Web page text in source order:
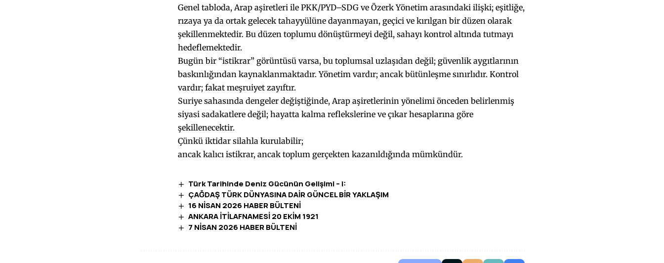
Genel tabloda, Arap aşiretleri ile PKK/PYD–SDG ve Özerk Yönetim arasındaki ilişki; eşitliğe,
rızaya ya da ortak gelecek tahayyülüne dayanmayan, geçici ve kırılgan bir düzen olarak
şekillenmektedir. Bu düzen toplumu dönüştürmeyi değil, sahayı kontrol altında tutmayı
hedeflemektedir.
Bugün bir “istikrar” görüntüsü varsa, bu toplumsal uzlaşıdan değil; güvenlik aygıtlarının
baskınlığından kaynaklanmaktadır. Yönetim vardır; ancak bütünleşme sınırlıdır. Kontrol
vardır; fakat meşruiyet zayıftır.
Suriye sahasında dengeler değiştiğinde, Arap aşiretlerinin yönelimi önceden belirlenmiş
siyasi sadakatlere değil; hayatta kalma reflekslerine ve çıkar hesaplarına göre
şekillenecektir.
Çünkü iktidar silahla kurulabilir;
ancak kalıcı istikrar, ancak toplum gerçekten kazanıldığında mümkündür.
Türk Tarihinde Deniz Gücünün Gelişimi – I:
ÇAĞDAŞ TÜRK DÜNYASINA DAİR GÜNCEL BİR YAKLAŞIM
16 NİSAN 2026 HABER BÜLTENİ
ANKARA İTİLAFNAMESİ 20 EKİM 1921
7 NİSAN 2026 HABER BÜLTENİ